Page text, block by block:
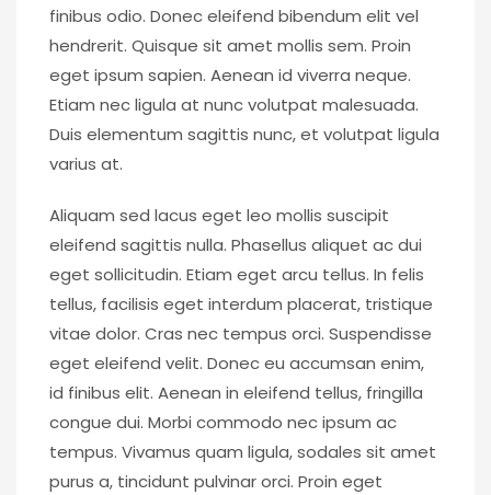
finibus odio. Donec eleifend bibendum elit vel
hendrerit. Quisque sit amet mollis sem. Proin
eget ipsum sapien. Aenean id viverra neque.
Etiam nec ligula at nunc volutpat malesuada.
Duis elementum sagittis nunc, et volutpat ligula
varius at.
Aliquam sed lacus eget leo mollis suscipit
eleifend sagittis nulla. Phasellus aliquet ac dui
eget sollicitudin. Etiam eget arcu tellus. In felis
tellus, facilisis eget interdum placerat, tristique
vitae dolor. Cras nec tempus orci. Suspendisse
eget eleifend velit. Donec eu accumsan enim,
id finibus elit. Aenean in eleifend tellus, fringilla
congue dui. Morbi commodo nec ipsum ac
tempus. Vivamus quam ligula, sodales sit amet
purus a, tincidunt pulvinar orci. Proin eget